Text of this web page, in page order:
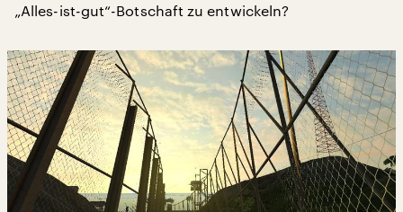
„Alles-ist-gut“-Botschaft zu entwickeln?